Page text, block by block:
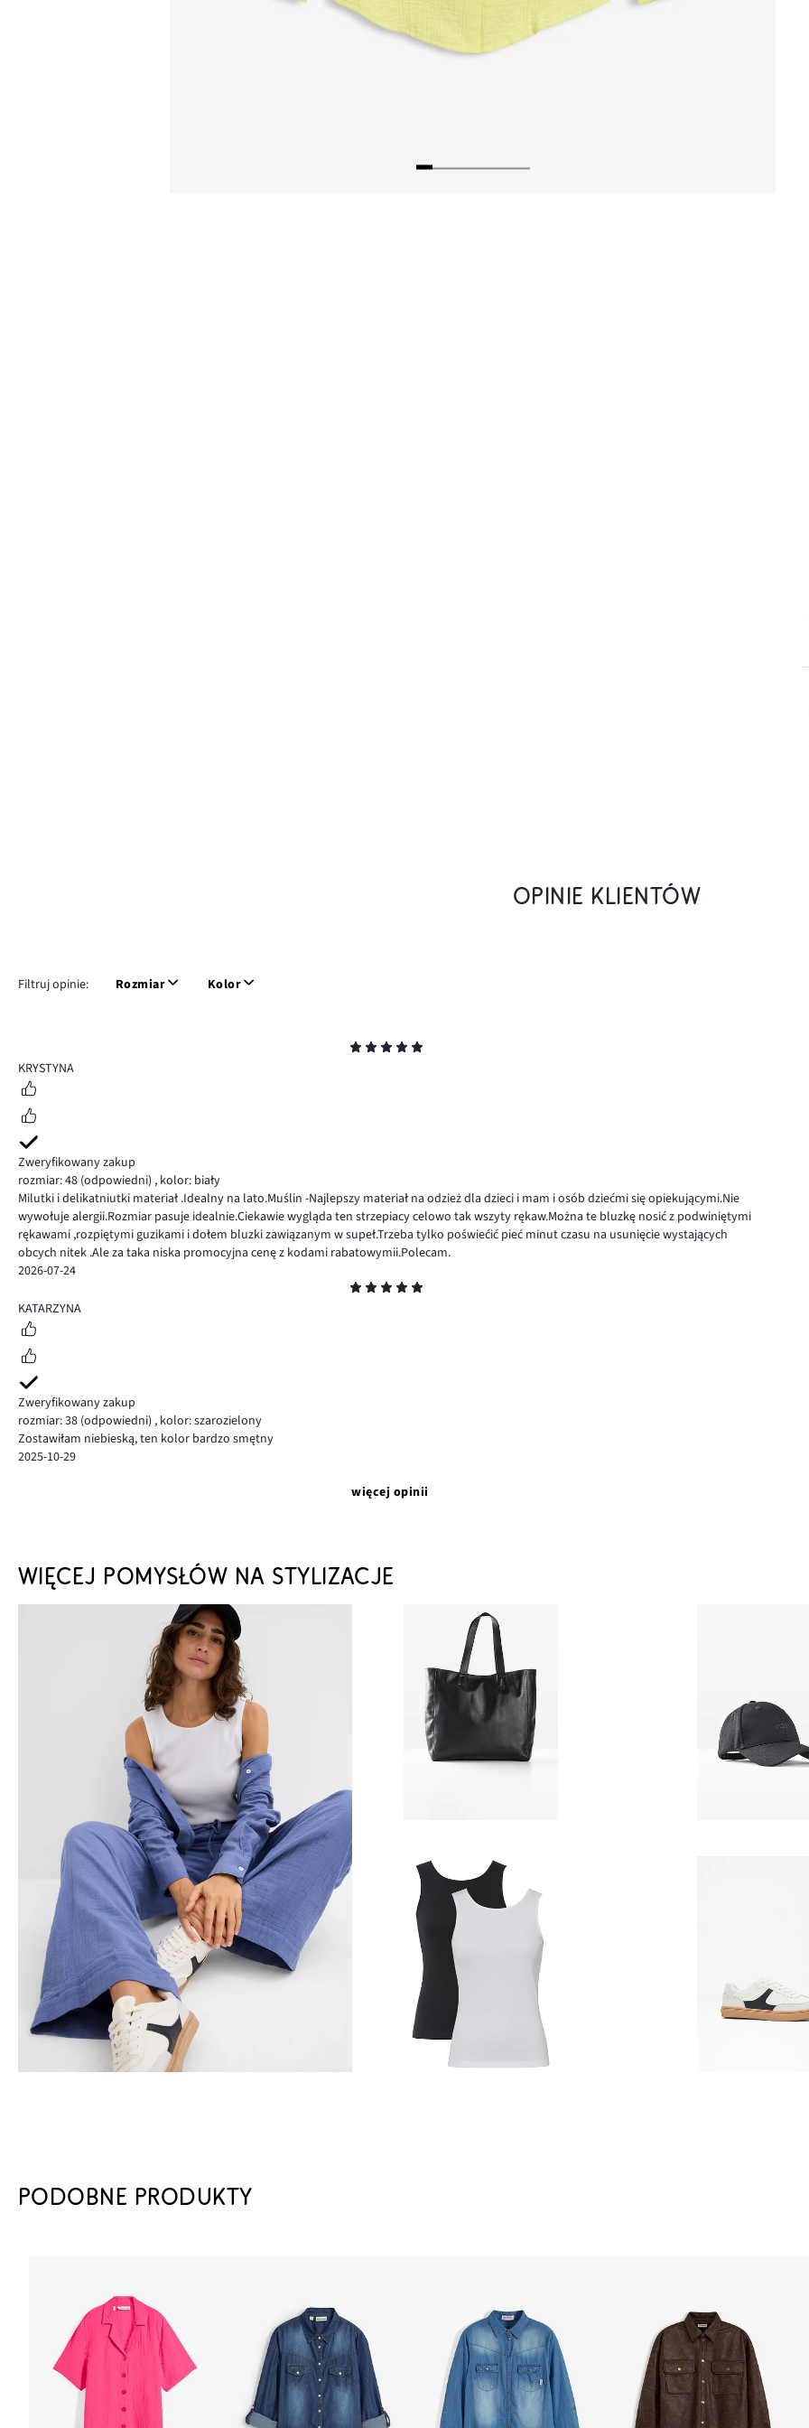
OPINIE KLIENTÓW
Filtruj opinie: Rozmiar Kolor
5
KRYSTYNA
Zweryfikowany zakup
rozmiar: 48 (odpowiedni) , kolor: biały
Milutki i delikatniutki materiał .Idealny na lato.Muślin -Najlepszy materiał na odzież dla dzieci i mam i osób dziećmi się opiekującymi.Nie
wywołuje alergii.Rozmiar pasuje idealnie.Ciekawie wygląda ten strzepiacy celowo tak wszyty rękaw.Można te bluzkę nosić z podwiniętymi
rękawami ,rozpiętymi guzikami i dołem bluzki zawiązanym w supeł.Trzeba tylko poświećić pieć minut czasu na usunięcie wystających
obcych nitek .Ale za taka niska promocyjna cenę z kodami rabatowymii.Polecam.
2026-07-24
5
KATARZYNA
Zweryfikowany zakup
rozmiar: 38 (odpowiedni) , kolor: szarozielony
Zostawiłam niebieską, ten kolor bardzo smętny
2025-10-29
więcej opinii
WIĘCEJ POMYSŁÓW NA STYLIZACJE
PODOBNE PRODUKTY